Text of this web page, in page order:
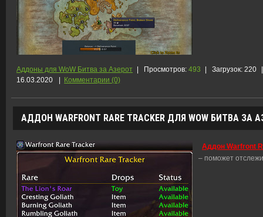
Аддоны для WoW Битва за Азерот | Просмотров: 493 | Загрузок: 220
|
16.03.2020
| Комментарии (0)
АДДОН WARFRONT RARE TRACKER ДЛЯ WOW БИТВА ЗА
Аддон Warfront
– поможет